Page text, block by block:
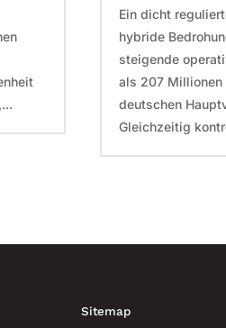
Ein dicht
hybride
steigende
als 207
deutschen
Gleichzeitig
Sitemap